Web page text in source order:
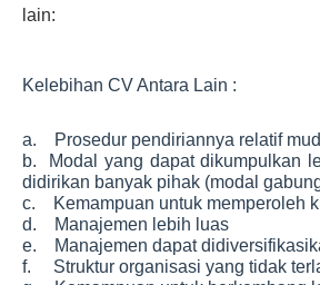
lain:
Kelebihan CV Antara Lain :
a. Prosedur pendiriannya relatif
b. Modal yang dapat dikumpulkan
didirikan banyak pihak (modal
c. Kemampuan untuk memperoleh
d. Manajemen lebih luas
e. Manajemen dapat
f. Struktur organisasi yang tidak